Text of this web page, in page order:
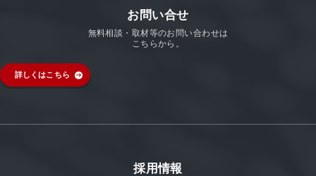
お問い合せ
無料相談・取材等のお問い合わせは
こちらから。
詳しくはこちら
採用情報